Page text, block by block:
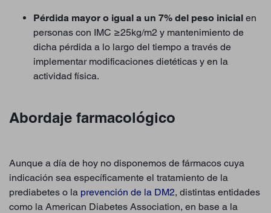
Pérdida mayor o igual a un 7% del peso inicial en
personas con IMC ≥25kg/m2 y mantenimiento de
dicha pérdida a lo largo del tiempo a través de
implementar modificaciones dietéticas y en la
actividad física.
Abordaje farmacológico
Aunque a día de hoy no disponemos de fármacos cuya
indicación sea específicamente el tratamiento de la
prediabetes o la prevención de la DM2, distintas entidades
como la American Diabetes Association, en base a la